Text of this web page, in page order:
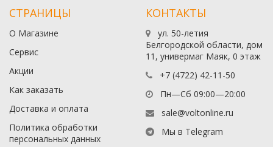
СТРАНИЦЫ
О Магазине
Сервис
Акции
Как заказать
Доставка и оплата
Политика обработки
персональных данных
КОНТАКТЫ
ул. 50-летия
Белгородской области, дом
11, универмаг Маяк, 0 этаж
+7 (4722) 42-11-50
Пн—Сб 09:00—20:00
sale@voltonline.ru
Мы в Telegram